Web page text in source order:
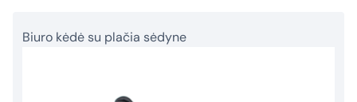
Biuro kėdė su plačia sėdyne